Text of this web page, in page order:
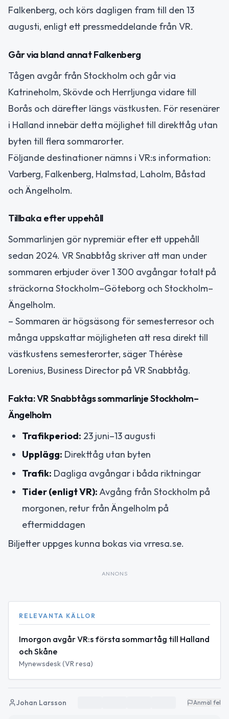
Falkenberg, och körs dagligen fram till den 13
augusti, enligt ett pressmeddelande från VR.
Går via bland annat Falkenberg
Tågen avgår från Stockholm och går via
Katrineholm, Skövde och Herrljunga vidare till
Borås och därefter längs västkusten. För resenärer
i Halland innebär detta möjlighet till direkttåg utan
byten till flera sommarorter.
Följande destinationer nämns i VR:s information:
Varberg, Falkenberg, Halmstad, Laholm, Båstad
och Ängelholm.
Tillbaka efter uppehåll
Sommarlinjen gör nypremiär efter ett uppehåll
sedan 2024. VR Snabbtåg skriver att man under
sommaren erbjuder över 1 300 avgångar totalt på
sträckorna Stockholm–Göteborg och Stockholm–
Ängelholm.
– Sommaren är högsäsong för semesterresor och
många uppskattar möjligheten att resa direkt till
västkustens semesterorter, säger Thérèse
Lorenius, Business Director på VR Snabbtåg.
Fakta: VR Snabbtågs sommarlinje Stockholm–
Ängelholm
Trafikperiod: 23 juni–13 augusti
Upplägg: Direkttåg utan byten
Trafik: Dagliga avgångar i båda riktningar
Tider (enligt VR):Avgång från Stockholm på
morgonen, retur från Ängelholm på
eftermiddagen
Biljetter uppges kunna bokas via vrresa.se.
ANNONS
RELEVANTA KÄLLOR
Imorgon avgår VR:s första sommartåg till Halland
och Skåne
Mynewsdesk (VR resa)
Johan Larsson Anmäl fel